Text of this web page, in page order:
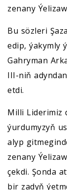
zenany
Bu sözleri
edip, ýakymly
Gahryman
III-niň
etdi.
Milli Liderimiz
ýurdumyzyň
alyp
zenany
çekdi. Şonda
bir zadyň